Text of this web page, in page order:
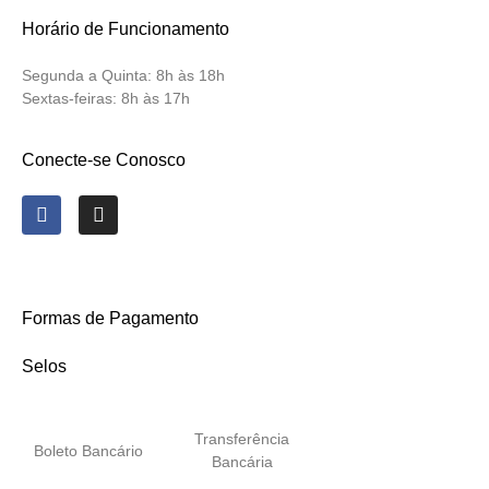
Horário de Funcionamento
Segunda a Quinta: 8h às 18h
Sextas-feiras: 8h às 17h
Conecte-se Conosco
Formas de Pagamento
Selos
Boleto Bancário
Transferência
Bancária